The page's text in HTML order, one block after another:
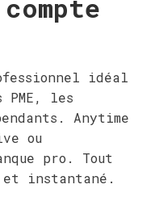
idéal
les
Anytime
ou
pro. Tout
instantané.